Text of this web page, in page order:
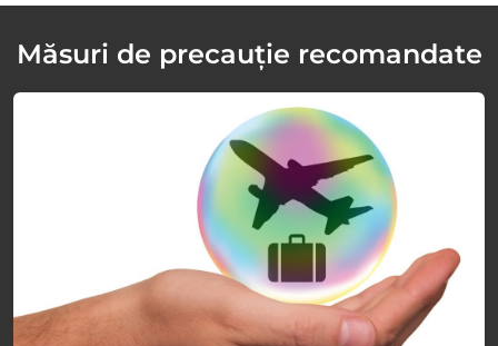
Măsuri de precauție recomandate